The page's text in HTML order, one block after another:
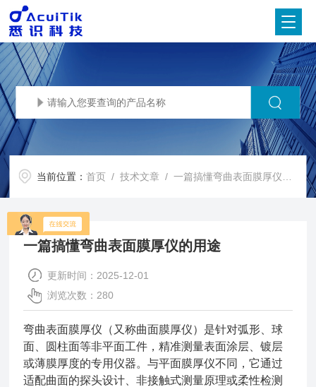
当前位置：首页 /技术文章 / 一篇搞懂弯曲表面膜厚仪的用途
一篇搞懂弯曲表面膜厚仪的用途
更新时间：2025-12-01
浏览次数：280
弯曲表面膜厚仪（又称曲面膜厚仪）是针对弧形、球
面、圆柱面等非平面工件，精准测量表面涂层、镀层
或薄膜厚度的专用仪器。与平面膜厚仪不同，它通过
适配曲面的探头设计、非接触式测量原理或柔性检测